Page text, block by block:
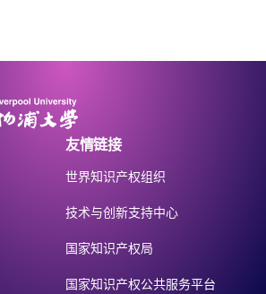
友情链接
世界知识产权组织
技术与创新支持中心
国家知识产权局
国家知识产权公共服务平台